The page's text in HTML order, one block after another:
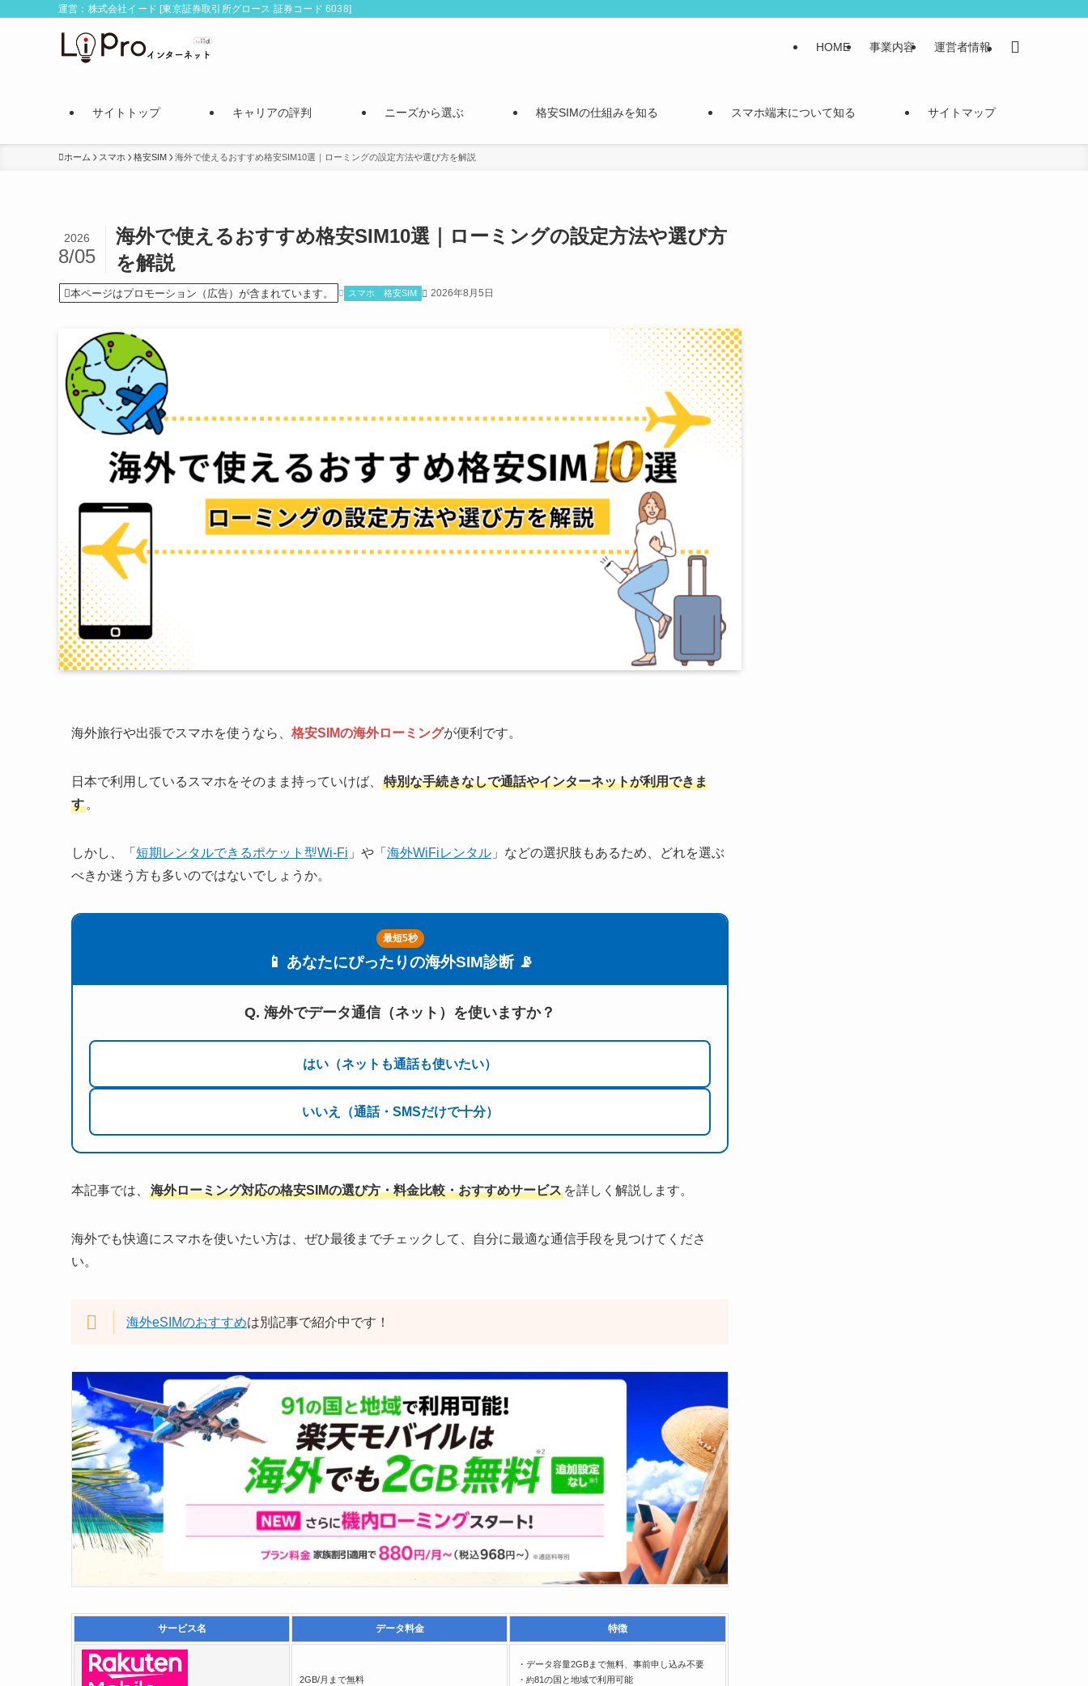
運営：株式会社イード [東京証券取引所グロース 証券コード 6038]
HOME 事業内容 運営者情報
サイトトップ キャリアの評判 ニーズから選ぶ 格安SIMの仕組みを知る スマホ端末について知る サイトマップ
ホーム スマホ 格安SIM 海外で使えるおすすめ格安SIM10選｜ローミングの設定方法や選び方を解説
海外で使えるおすすめ格安SIM10選｜ローミングの設定方法や選び方
を解説
2026
8/05
本ページはプロモーション（広告）が含まれています。 スマホ 格安SIM 2026年8月5日
海外旅行や出張でスマホを使うなら、 格安SIMの海外ローミングが便利です。
日本で利用しているスマホをそのまま持っていけば、
特別な手続きなしで通話やインターネットが利用できま
す 。
しかし、「 短期レンタルできるポケット型Wi-Fi 」や「 海外WiFiレンタル 」などの選択肢もあるため、どれを選ぶ
べきか迷う方も多いのではないでしょうか。
最短5秒
📱 あなたにぴったりの海外SIM診断 📡
Q. 海外でデータ通信（ネット）を使いますか？
はい（ネットも通話も使いたい）
いいえ（通話・SMSだけで十分）
本記事では、 海外ローミング対応の格安SIMの選び方・料金比較・おすすめサービス を詳しく解説します。
海外でも快適にスマホを使いたい方は、ぜひ最後までチェックして、自分に最適な通信手段を見つけてくださ
い。
海外eSIMのおすすめは別記事で紹介中です！
サービス名 データ料金 特徴
2GB/月まで無料
・データ容量2GBまで無料、事前申し込み不要
・ 約81の国と地域で利用可能